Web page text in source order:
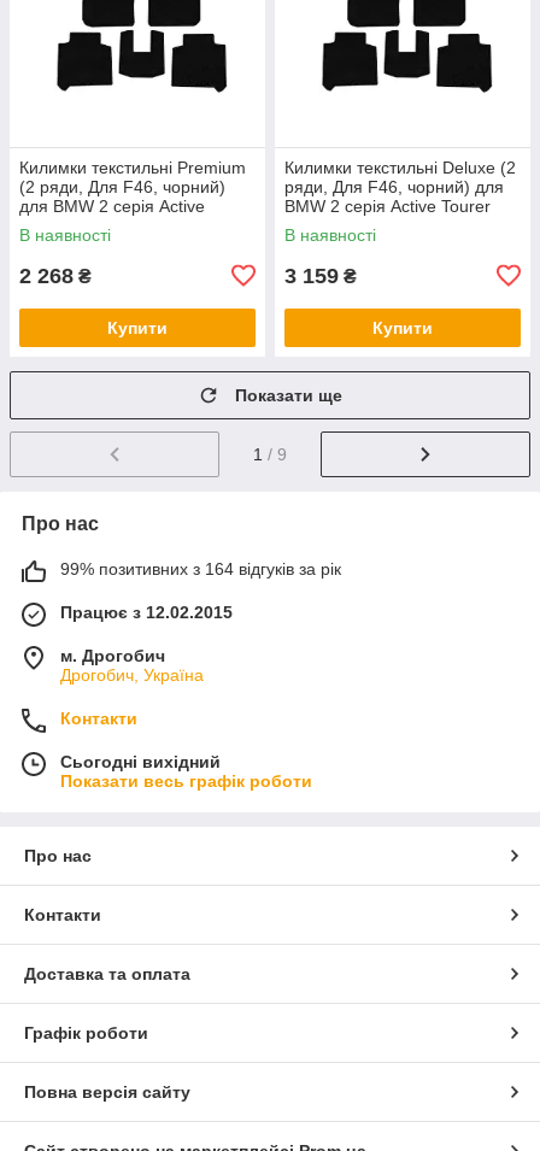
Килимки текстильні Premium
(2 ряди, Для F46, чорний)
для BMW 2 серія Active
Tourer F45/F46 2014-2021 рр
В наявності
2 268 ₴
Купити
Килимки текстильні Deluxe (2
ряди, Для F46, чорний) для
BMW 2 серія Active Tourer
F45/F46 2014-2021 рр
В наявності
3 159 ₴
Купити
Показати ще
1 / 9
Про нас
99% позитивних з 164 відгуків за рік
Працює з 12.02.2015
м. Дрогобич
Дрогобич, Україна
Контакти
Сьогодні вихідний
Показати весь графік роботи
Про нас
Контакти
Доставка та оплата
Графік роботи
Повна версія сайту